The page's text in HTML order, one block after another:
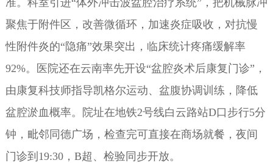
聚焦于附件区，改善微循环，加速炎症吸收，对抗慢
性附件炎的“隐痛”效果突出，临床统计疼痛缓解率
92%。医院还在云南率先开设“盆腔炎术后康复门诊”，
由康复科技师指导凯格尔运动、盆腹协调训练，降低
盆腔淤血概率。院址在地铁2号线白云路站D口步行5分
钟，毗邻同德广场，检查完可直接在商场就餐，夜间
门诊到19:30，B超、检验同步开放。